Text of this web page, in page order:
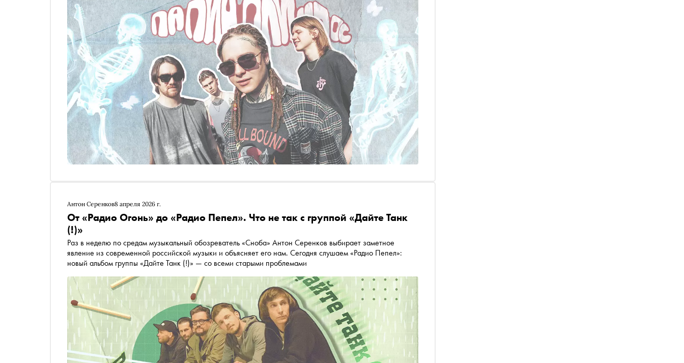
Антон Серенков8 апреля 2026 г.
От «Радио Огонь» до «Радио Пепел». Что не так с группой «Дайте Танк
(!)»
Раз в неделю по средам музыкальный обозреватель «Сноба» Антон Серенков выбирает заметное
явление из современной российской музыки и объясняет его нам. Сегодня слушаем «Радио Пепел»:
новый альбом группы «Дайте Танк (!)» — со всеми старыми проблемами